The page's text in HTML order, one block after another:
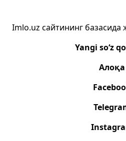
Imlo.uz сайтининг базасида
Yangi so‘z
Алоқа